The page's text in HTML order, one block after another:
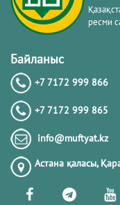
ресми
Байланыс
+7 7172 999 866
+7 7172 999 865
info@muftyat.kz
Астана қаласы,